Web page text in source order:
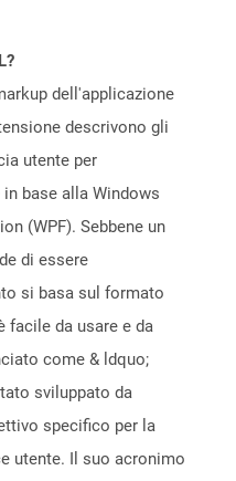
dell'applicazione
descrivono gli
utente per
base alla Windows
(WPF). Sebbene un
di essere
si basa sul formato
facile da usare e da
come & ldquo;
sviluppato da
specifico per la
utente. Il suo acronimo